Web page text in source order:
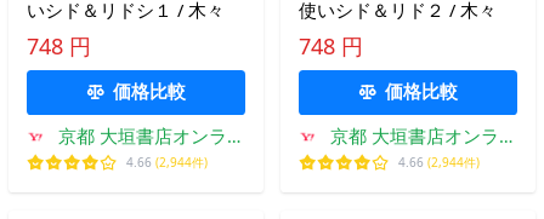
いシド＆リドシ１ / 木々
748 円
価格比較
京都 大垣書店オンライ
ン
4.66 (2,944件)
使いシド＆リド２ / 木々
748 円
価格比較
京都 大垣書店オンライ
ン
4.66 (2,944件)